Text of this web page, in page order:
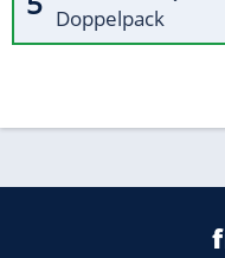
Doppelpack